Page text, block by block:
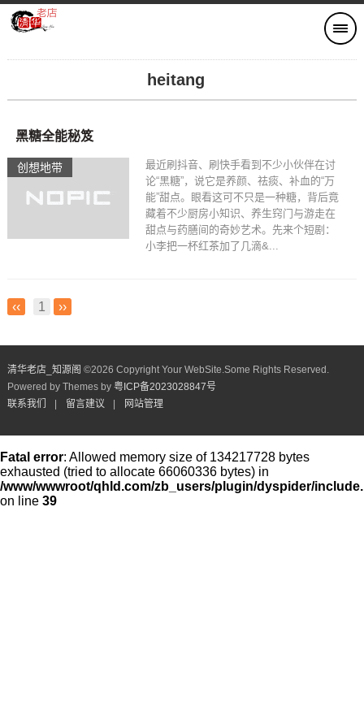
heitang
创想地带
黑糖全能秘笈
最近刷抖音、刷快手看到不少小伙伴在讨
论“黑糖”，说它是养颜、祛痰、补血的“万
能”甜点。眼看这可不只是一种糖，背后竟
藏着不少厨房小知识、养生窍门与游走在
甜点与药膳间的奇妙艺术。先来个短剧：
小李把一杯红茶加了几滴&...
‹‹ 1 ››
清华老店_知源阁​ ©2026 Copyright Your WebSite.Some Rights Reserved.
Powered by Themes by 粤ICP备2023028847号
联系我们
留言建议 网站管理
Fatal error: Allowed memory size of 134217728 bytes
exhausted (tried to allocate 66060336 bytes) in
/www/wwwroot/qhld.com/zb_users/plugin/dyspider/
on line 39